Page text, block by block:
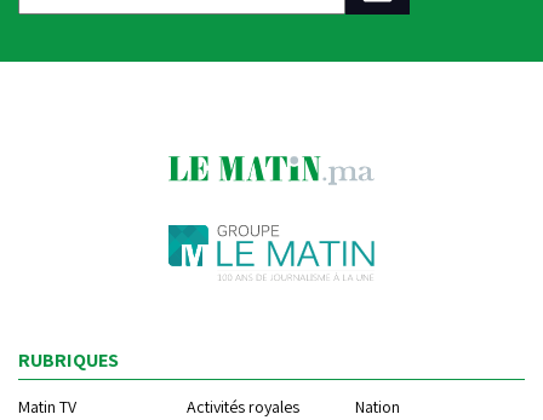
RUBRIQUES
Matin TV Activités royales
Nation